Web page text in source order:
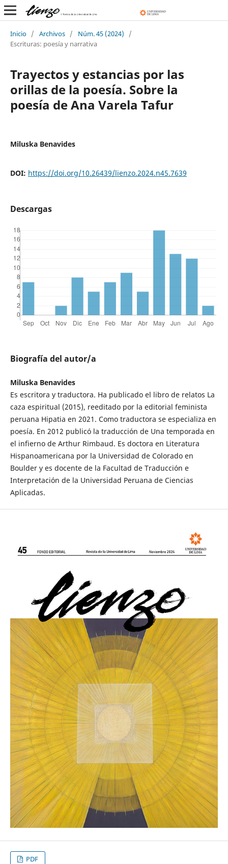
Inicio / Archivos / Núm. 45 (2024)
/
Escrituras: poesía y narrativa
Trayectos y estancias por las
orillas de la poesía. Sobre la
poesía de Ana Varela Tafur
Miluska Benavides
DOI: https://doi.org/10.26439/lienzo.2024.n45.7639
Descargas
Biografía del autor/a
Miluska Benavides
Es escritora y traductora. Ha publicado el libro de relatos La
caza espiritual (2015), reeditado por la editorial feminista
peruana Hipatia en 2021. Como traductora se especializa en
poesía. En 2012 publicó la traducción de Una temporada en
el infierno de Arthur Rimbaud. Es doctora en Literatura
Hispanoamericana por la Universidad de Colorado en
Boulder y es docente de la Facultad de Traducción e
Interpretación de la Universidad Peruana de Ciencias
Aplicadas.
PDF